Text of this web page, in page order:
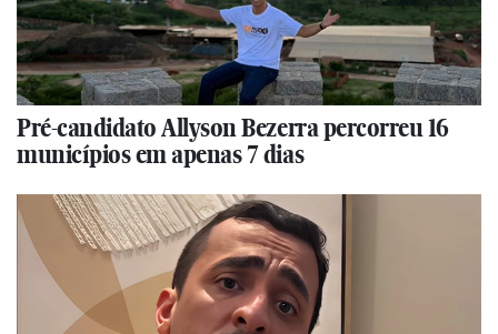
Pré-candidato Allyson Bezerra percorreu 16
municípios em apenas 7 dias